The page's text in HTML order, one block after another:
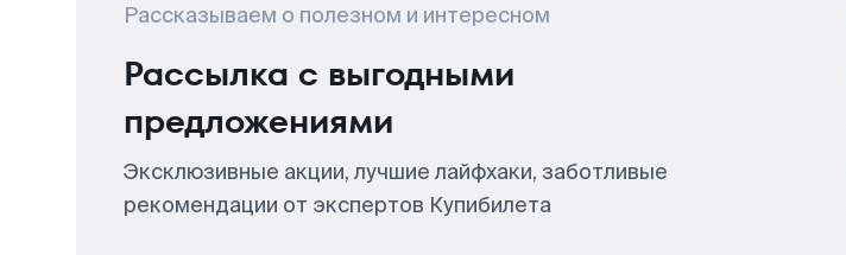
Рассказываем о полезном и интересном
Рассылка с выгодными
предложениями
Эксклюзивные акции, лучшие лайфхаки, заботливые
рекомендации от экспертов Купибилета